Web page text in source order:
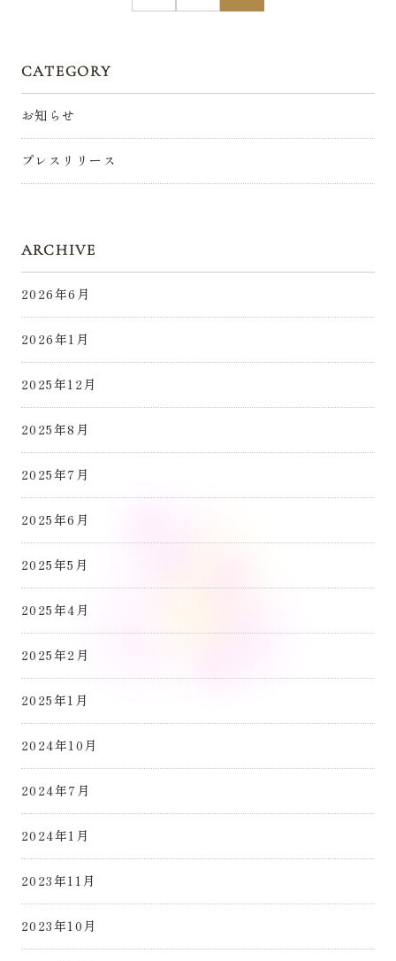
CATEGORY
お知らせ
プレスリリース
ARCHIVE
2026年6月
2026年1月
2025年12月
2025年8月
2025年7月
2025年6月
2025年5月
2025年4月
2025年2月
2025年1月
2024年10月
2024年7月
2024年1月
2023年11月
2023年10月